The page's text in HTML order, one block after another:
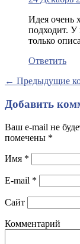
Идея очень
подходит. У
только
Ответить
← Предыдущие
Добавить
Ваш e-mail не
помечены *
Имя *
E-mail *
Сайт
Комментарий